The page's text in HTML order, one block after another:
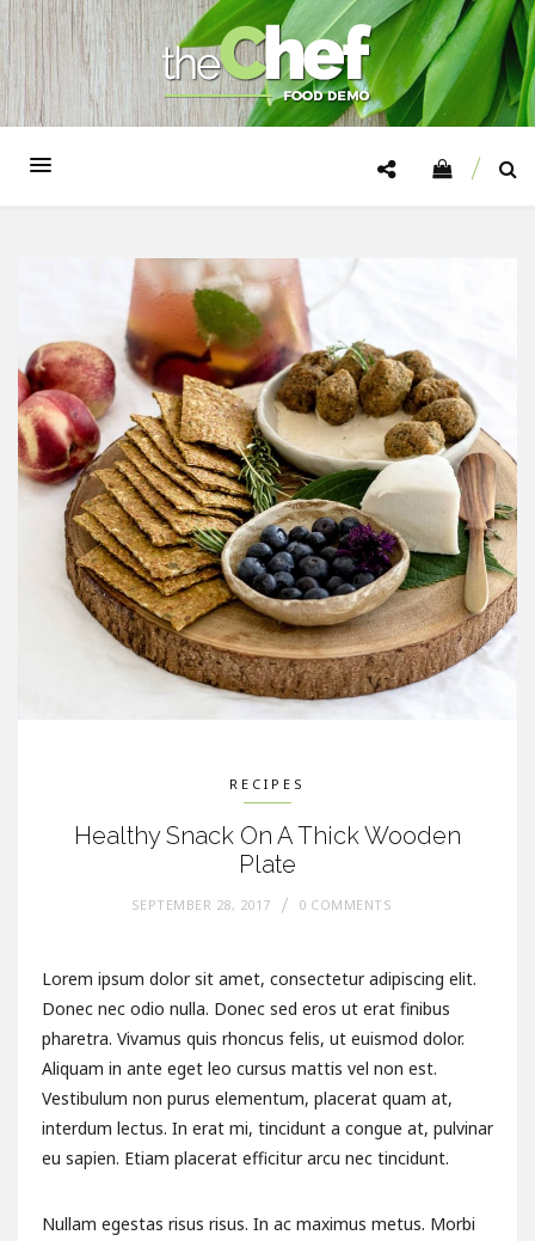
RECIPES
Healthy Snack On A Thick Wooden
Plate
SEPTEMBER 28, 2017 0 COMMENTS
Lorem ipsum dolor sit amet, consectetur adipiscing elit.
Donec nec odio nulla. Donec sed eros ut erat finibus
pharetra. Vivamus quis rhoncus felis, ut euismod dolor.
Aliquam in ante eget leo cursus mattis vel non est.
Vestibulum non purus elementum, placerat quam at,
interdum lectus. In erat mi, tincidunt a congue at, pulvinar
eu sapien. Etiam placerat efficitur arcu nec tincidunt.
Nullam egestas risus risus. In ac maximus metus. Morbi